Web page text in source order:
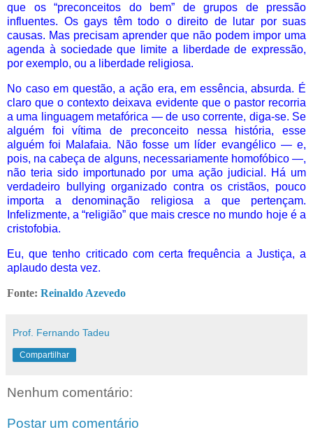
que os “preconceitos do bem” de grupos de pressão
influentes. Os gays têm todo o direito de lutar por suas
causas. Mas precisam aprender que não podem impor uma
agenda à sociedade que limite a liberdade de expressão,
por exemplo, ou a liberdade religiosa.
No caso em questão, a ação era, em essência, absurda. É
claro que o contexto deixava evidente que o pastor recorria
a uma linguagem metafórica — de uso corrente, diga-se. Se
alguém foi vítima de preconceito nessa história, esse
alguém foi Malafaia. Não fosse um líder evangélico — e,
pois, na cabeça de alguns, necessariamente homofóbico —,
não teria sido importunado por uma ação judicial. Há um
verdadeiro bullying organizado contra os cristãos, pouco
importa a denominação religiosa a que pertençam.
Infelizmente, a “religião” que mais cresce no mundo hoje é a
cristofobia.
Eu, que tenho criticado com certa frequência a Justiça, a
aplaudo desta vez.
Fonte: Reinaldo Azevedo
Prof. Fernando Tadeu
Compartilhar
Nenhum comentário:
Postar um comentário